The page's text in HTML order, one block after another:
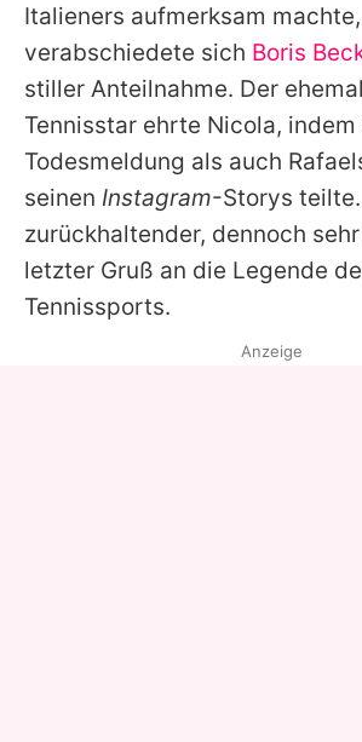
Italieners aufmerksam machte,
verabschiedete sich Boris
stiller Anteilnahme. Der
Tennisstar ehrte Nicola,
Todesmeldung als auch
seinen Instagram-Storys teilte.
zurückhaltender, dennoch
letzter Gruß an die Legende
Tennissports.
Anzeige